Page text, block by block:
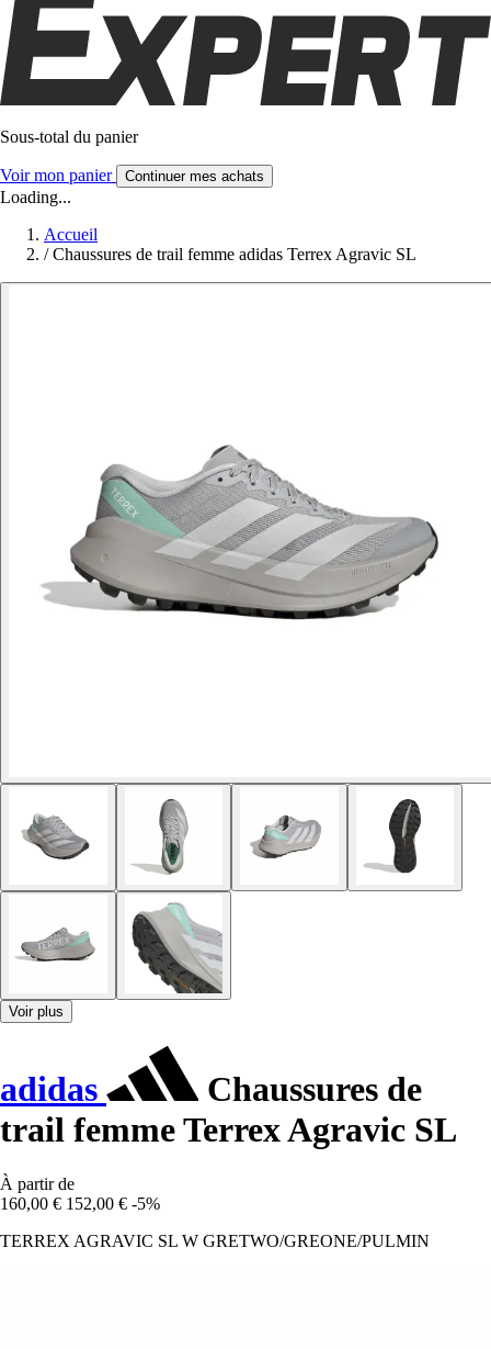
Sous-total du panier
Voir mon panier Continuer mes achats
Loading...
Accueil
/ Chaussures de trail femme adidas Terrex Agravic SL
Voir plus
adidas
Chaussures de
trail femme Terrex Agravic SL
À partir de
160,00 € 152,00 € -5%
TERREX AGRAVIC SL W GRETWO/GREONE/PULMIN